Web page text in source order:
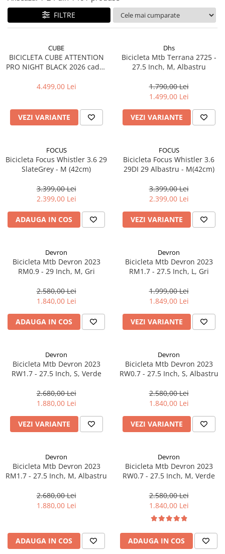
Accesorii biciclete
Scaun bicicleta copii
Portbagaj bicicleta
Antifurt bicicleta
Cosuri bicicleta
Produse intretinere bicicleta
Claxon bicicleta
Bidoane si suporti bicicleta
Oglinzi bicicleta
Cricuri bicicleta
Aparatori noroi bicicleta
Lumini bicicleta
Computer bicicleta
Piese biciclete
Anvelopa bicicleta
Camera bicicleta
Lant bicicleta
Urechi cadru bicicleta
Mansoane si ghidolina
Ghidoane bicicleta
Pipe ghidon
Cuvete bicicleta
Furci bicicleta
Frana bicicleta
Saboti frana bicicleta
FILTRE
CUBE
BICICLETA CUBE ATTENTION
PRO NIGHT BLACK 2026 cadru
4.499,00 Lei
VEZI VARIANTE
Dhs
Bicicleta Mtb Terrana 2725 -
27.5 Inch, M, Albastru
1.790,00 Lei
1.499,00 Lei
VEZI VARIANTE
FOCUS
Bicicleta Focus Whistler 3.6 29
SlateGrey - M (42cm)
3.399,00 Lei
2.399,00 Lei
ADAUGA IN COS
FOCUS
Bicicleta Focus Whistler 3.6
29DI 29 Albastru - M(42cm)
3.399,00 Lei
2.399,00 Lei
VEZI VARIANTE
Devron
Bicicleta Mtb Devron 2023
RM0.9 - 29 Inch, M, Gri
2.580,00 Lei
1.840,00 Lei
ADAUGA IN COS
Devron
Bicicleta Mtb Devron 2023
RM1.7 - 27.5 Inch, L, Gri
1.999,00 Lei
1.849,00 Lei
VEZI VARIANTE
Devron
Bicicleta Mtb Devron 2023
RW1.7 - 27.5 Inch, S, Verde
2.680,00 Lei
1.880,00 Lei
VEZI VARIANTE
Devron
Bicicleta Mtb Devron 2023
RW0.7 - 27.5 Inch, S, Albastru
2.580,00 Lei
1.840,00 Lei
VEZI VARIANTE
Devron
Bicicleta Mtb Devron 2023
RM1.7 - 27.5 Inch, M, Albastru
2.680,00 Lei
1.880,00 Lei
ADAUGA IN COS
Devron
Bicicleta Mtb Devron 2023
RW0.7 - 27.5 Inch, M, Verde
2.580,00 Lei
1.840,00 Lei
ADAUGA IN COS